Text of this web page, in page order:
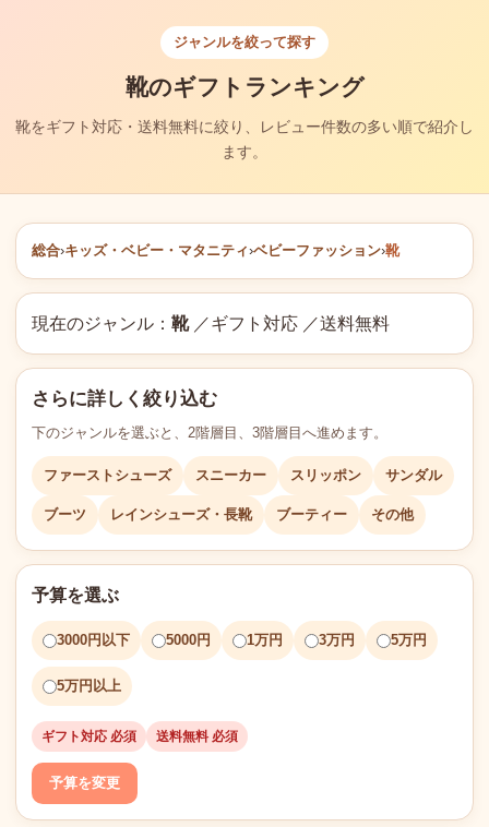
ジャンルを絞って探す
靴のギフトランキング
靴をギフト対応・送料無料に絞り、レビュー件数の多い順で紹介し
ます。
総合›キッズ・ベビー・マタニティ›ベビーファッション›靴
現在のジャンル： 靴／ギフト対応 ／送料無料
さらに詳しく絞り込む
下のジャンルを選ぶと、2階層目、3階層目へ進めます。
ファーストシューズ スニーカー スリッポン サンダル
ブーツ レインシューズ・長靴 ブーティー その他
予算を選ぶ
3000円以下 5000円 1万円 3万円 5万円
5万円以上
ギフト対応 必須 送料無料 必須
予算を変更